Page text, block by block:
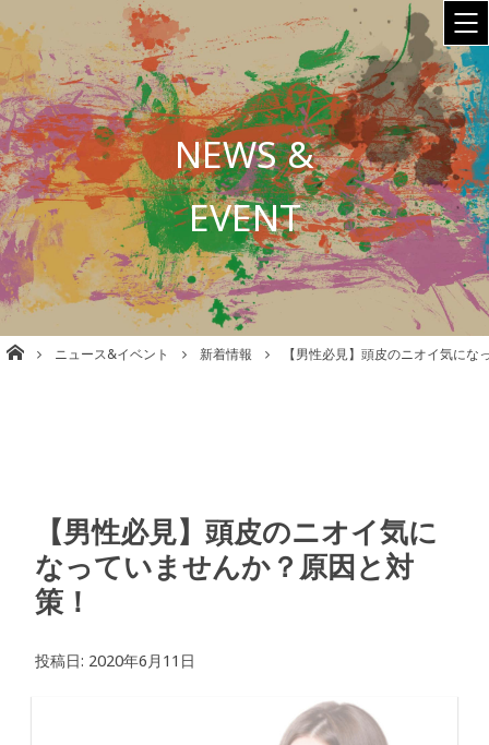
NEWS &
EVENT
株式会社babel 美容室/理容室/ネイル/各種事業運営 大阪
ニュース&イベント 新着情報 【男性必見】頭皮のニオイ気に
【男性必見】頭皮のニオイ気に
なっていませんか？原因と対
策！
投稿日: 2020年6月11日